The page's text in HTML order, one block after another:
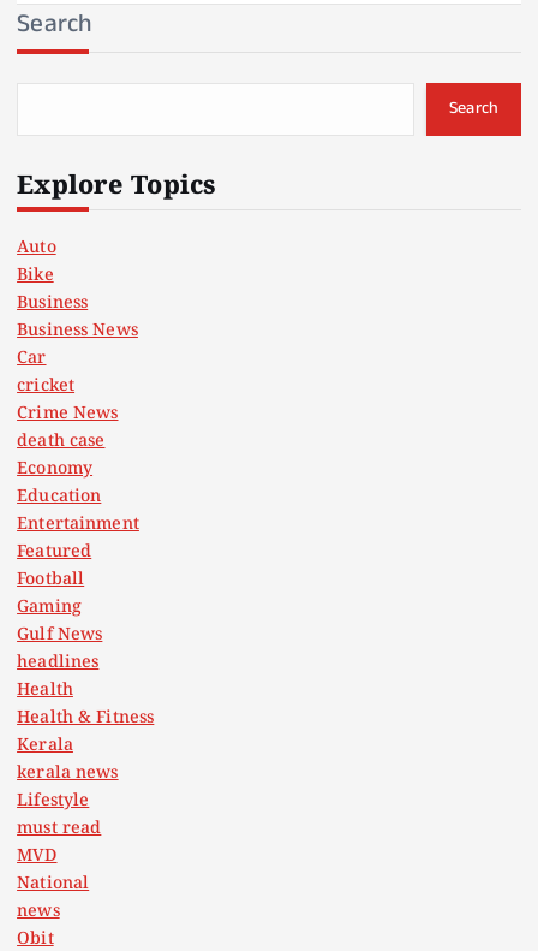
Search
Search
Explore Topics
Auto
Bike
Business
Business News
Car
cricket
Crime News
death case
Economy
Education
Entertainment
Featured
Football
Gaming
Gulf News
headlines
Health
Health & Fitness
Kerala
kerala news
Lifestyle
must read
MVD
National
news
Obit